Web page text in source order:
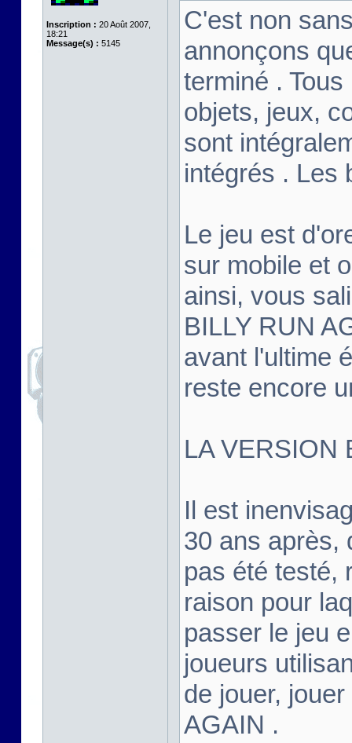
Inscription : 20 Août 2007,
18:21
Message(s) : 5145
C'est non
annonçons
terminé .
objets, jeux,
sont
intégrés . Les
Le jeu est
sur mobile et
ainsi, vous
BILLY RUN
avant l'ultime
reste encore
LA VERSION
Il est
30 ans après,
pas été testé,
raison pour
passer le jeu
joueurs
de jouer,
AGAIN .